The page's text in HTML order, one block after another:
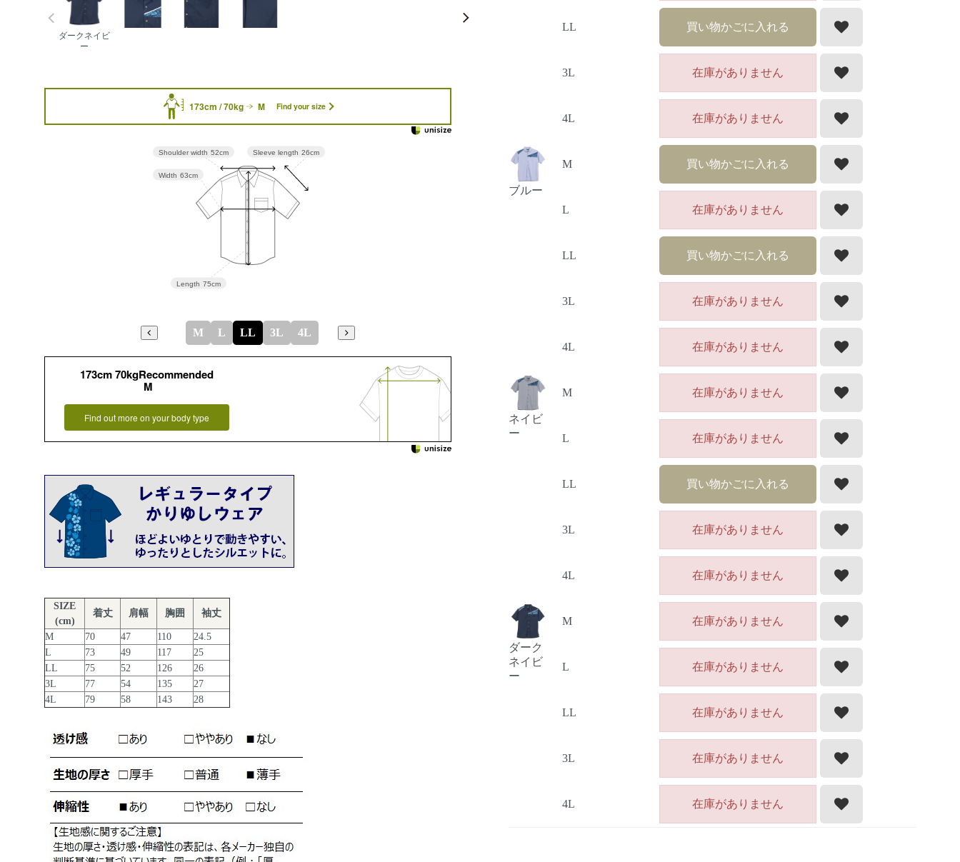
ダークネイビ
ー
173cm / 70kg M Find your size
Sleeve length 26cm
Length 75cm
Width 63cm
Shoulder width 52cm
M L LL 3L 4L
173cm 70kgRecommended
M
Find out more on your body type
SIZE
(cm)
着丈 肩幅 胸囲 袖丈
M 70 47 110
24.5
L
73 49 117
25
LL
75 52 126
26
3L
77 54 135
27
4L
79 58 143 28
LL 買い物かごに入れる
3L 在庫がありません
4L 在庫がありません
ブルー
M 買い物かごに入れる
L 在庫がありません
LL 買い物かごに入れる
3L 在庫がありません
4L 在庫がありません
ネイビ
ー
M 在庫がありません
L 在庫がありません
LL 買い物かごに入れる
3L 在庫がありません
4L 在庫がありません
ダーク
ネイビ
ー
M 在庫がありません
L 在庫がありません
LL 在庫がありません
3L 在庫がありません
4L 在庫がありません